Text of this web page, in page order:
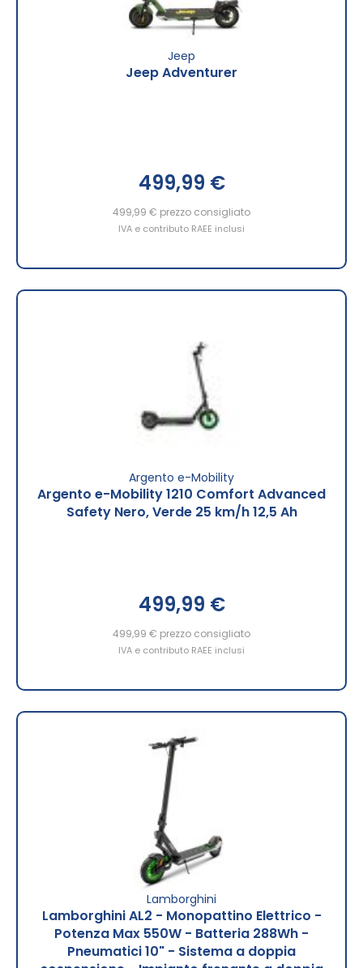
Jeep
Jeep Adventurer
499,99 €
499,99 € prezzo consigliato
IVA e contributo RAEE inclusi
Argento e-Mobility
Argento e-Mobility 1210 Comfort Advanced
Safety Nero, Verde 25 km/h 12,5 Ah
499,99 €
499,99 € prezzo consigliato
IVA e contributo RAEE inclusi
Lamborghini
Lamborghini AL2 - Monopattino Elettrico -
Potenza Max 550W - Batteria 288Wh -
Pneumatici 10" - Sistema a doppia